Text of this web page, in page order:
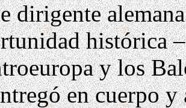
dirigente
histórica
y los
en cuerpo y